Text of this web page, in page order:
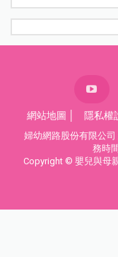
網站地圖 隱私權
婦幼網路股份有限公司
務時
Copyright © 嬰兒與母